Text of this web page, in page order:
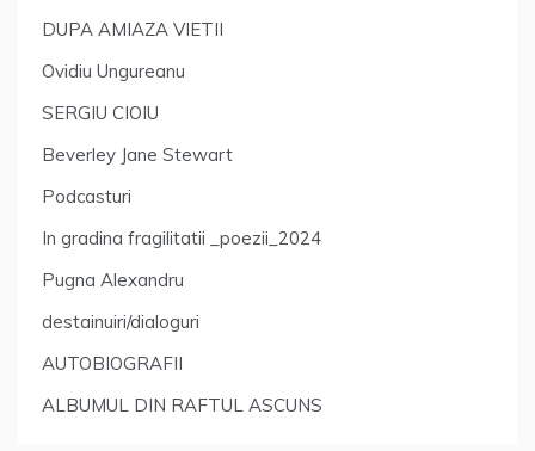
DUPA AMIAZA VIETII
Ovidiu Ungureanu
SERGIU CIOIU
Beverley Jane Stewart
Podcasturi
In gradina fragilitatii _poezii_2024
Pugna Alexandru
destainuiri/dialoguri
AUTOBIOGRAFII
ALBUMUL DIN RAFTUL ASCUNS